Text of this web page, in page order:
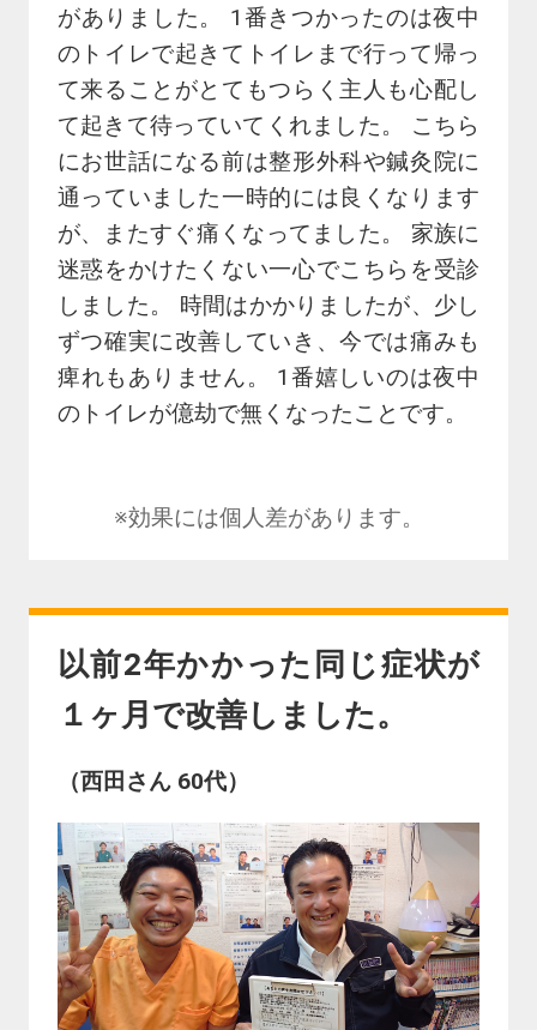
がありました。 1番きつかったのは夜中
のトイレで起きてトイレまで行って帰っ
て来ることがとてもつらく主人も心配し
て起きて待っていてくれました。 こちら
にお世話になる前は整形外科や鍼灸院に
通っていました一時的には良くなります
が、またすぐ痛くなってました。 家族に
迷惑をかけたくない一心でこちらを受診
しました。 時間はかかりましたが、少し
ずつ確実に改善していき、今では痛みも
痺れもありません。 1番嬉しいのは夜中
のトイレが億劫で無くなったことです。
※効果には個人差があります。
以前2年かかった同じ症状が
１ヶ月で改善しました。
（西田さん 60代）